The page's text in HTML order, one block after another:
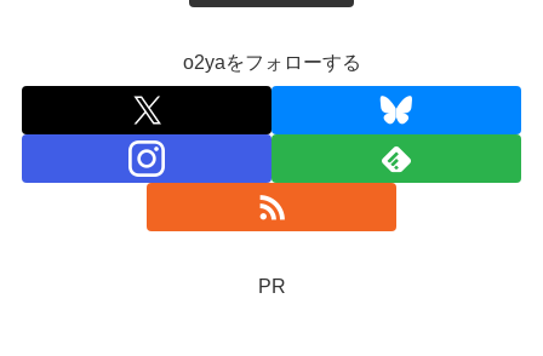
o2yaをフォローする
PR